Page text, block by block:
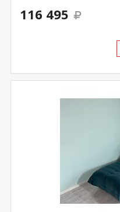
116 495